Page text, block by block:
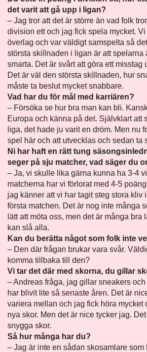
det varit att gå upp i ligan?
– Jag tror att det är större än vad folk
division ett och jag fick spela mycket.
överlag och var väldigt samspelta så
största skillnaden i ligan är att spelarna
smarta. Det är svårt att göra ett misstag
Det är väl den största skillnaden, hur
måste ta beslut mycket snabbare.
Vad har du för mål med karriären?
– Försöka se hur bra man kan bli.
Europa och känna på det. Självklart att
liga, det hade ju varit en dröm. Men nu
spel här och att utvecklas och sedan ta
Ni har haft en rätt tung
seger på sju matcher, vad säger du
– Ja, vi skulle lika gärna kunna ha 3-4
matcherna har vi förlorat med 4-5
jag känner att vi har tagit steg stora kliv
första matchen. Det är nog inte många
lätt att möta oss, men det är många bra
kan slå alla.
Kan du berätta något som folk inte
– Den där frågan brukar vara svår.
komma tillbaka till den?
Vi tar det där med skorna, du gillar
– Andreas fråga, jag gillar sneakers
har blivit lite så senaste åren. Det är
variera mellan och jag fick höra mycket
nya skor. Men det är nice tycker jag.
snygga skor.
Så hur många har du?
– Jag är inte en sådan skosamlare som